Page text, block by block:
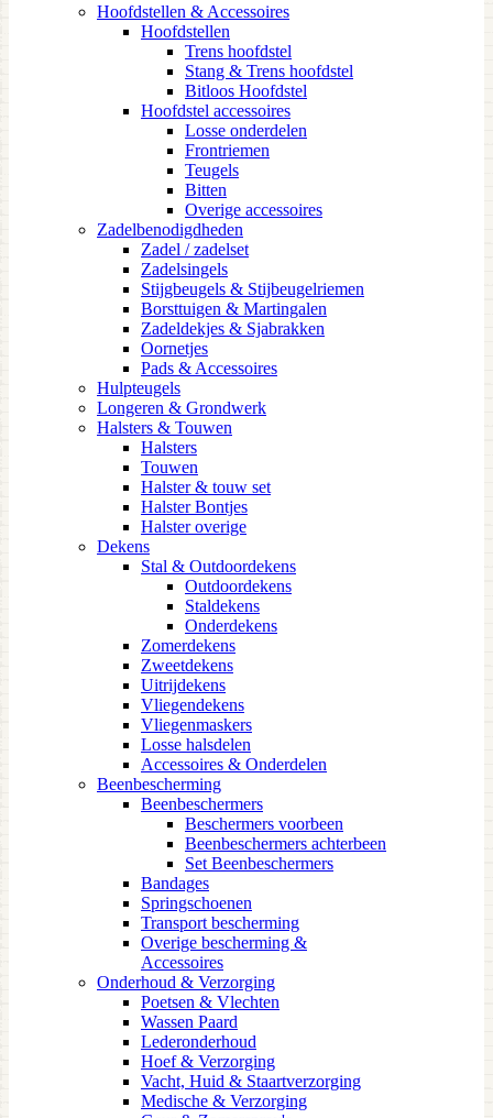
Hoofdstellen & Accessoires
Hoofdstellen
Trens hoofdstel
Stang & Trens hoofdstel
Bitloos Hoofdstel
Hoofdstel accessoires
Losse onderdelen
Frontriemen
Teugels
Bitten
Overige accessoires
Zadelbenodigdheden
Zadel / zadelset
Zadelsingels
Stijgbeugels & Stijbeugelriemen
Borsttuigen & Martingalen
Zadeldekjes & Sjabrakken
Oornetjes
Pads & Accessoires
Hulpteugels
Longeren & Grondwerk
Halsters & Touwen
Halsters
Touwen
Halster & touw set
Halster Bontjes
Halster overige
Dekens
Stal & Outdoordekens
Outdoordekens
Staldekens
Onderdekens
Zomerdekens
Zweetdekens
Uitrijdekens
Vliegendekens
Vliegenmaskers
Losse halsdelen
Accessoires & Onderdelen
Beenbescherming
Beenbeschermers
Beschermers voorbeen
Beenbeschermers achterbeen
Set Beenbeschermers
Bandages
Springschoenen
Transport bescherming
Overige bescherming &
Accessoires
Onderhoud & Verzorging
Poetsen & Vlechten
Wassen Paard
Lederonderhoud
Hoef & Verzorging
Vacht, Huid & Staartverzorging
Medische & Verzorging